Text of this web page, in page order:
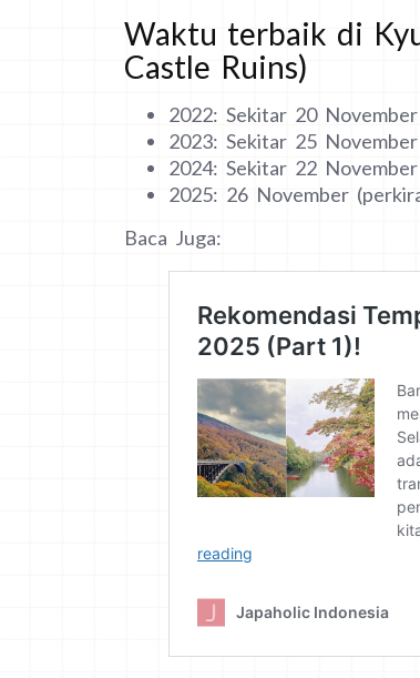
Waktu terbaik di
Castle Ruins)
2022: Sekitar 20 November
2023: Sekitar 25 November
2024: Sekitar 22 November
2025: 26 November
Baca Juga: